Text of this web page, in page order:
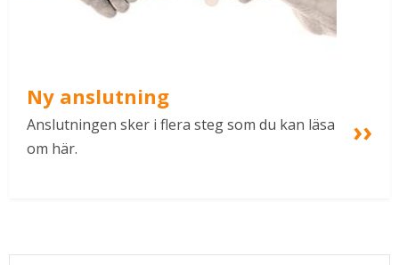
Ny anslutning
Anslutningen sker i flera steg som du kan läsa
om här.